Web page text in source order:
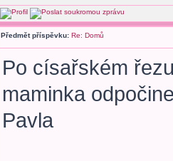
Předmět příspěvku: Re: Domů
Po císařském
maminka
Pavla